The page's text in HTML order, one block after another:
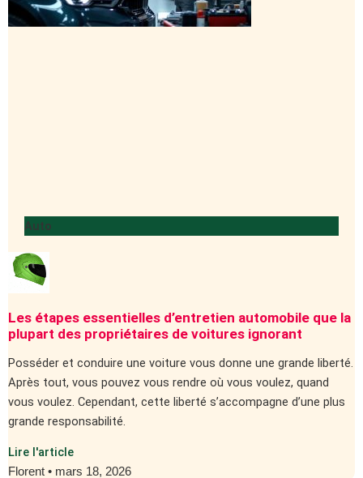
Auto
Les étapes essentielles d’entretien automobile que la
plupart des propriétaires de voitures ignorant
Posséder et conduire une voiture vous donne une grande liberté.
Après tout, vous pouvez vous rendre où vous voulez, quand
vous voulez. Cependant, cette liberté s’accompagne d’une plus
grande responsabilité.
Lire l'article
Florent mars 18, 2026